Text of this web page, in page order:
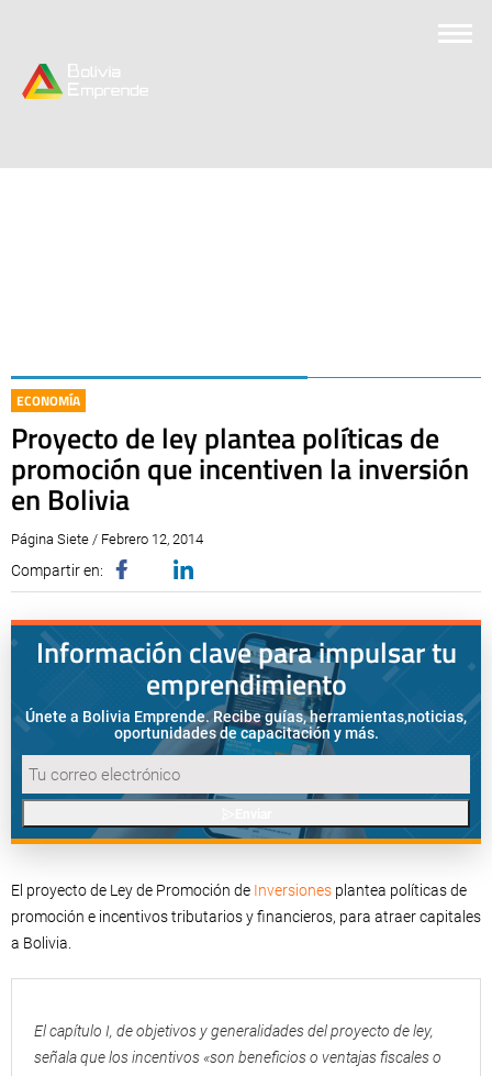
ECONOMÍA
Proyecto de ley plantea políticas de
promoción que incentiven la inversión
en Bolivia
Página Siete / Febrero 12, 2014
Compartir en:
Información clave para impulsar tu
emprendimiento
Únete a Bolivia Emprende. Recibe guías, herramientas,noticias,
oportunidades de capacitación y más.
El proyecto de Ley de Promoción de Inversiones plantea políticas de
promoción e incentivos tributarios y financieros, para atraer capitales
a Bolivia.
El capítulo I, de objetivos y generalidades del proyecto de ley,
señala que los incentivos «son beneficios o ventajas fiscales o